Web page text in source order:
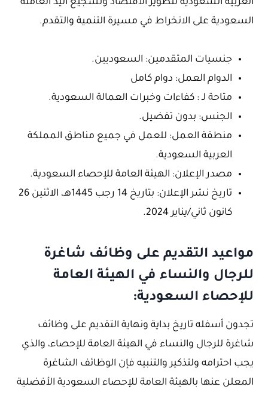
العربية السعودية لتطوير الاقتصاد وتشجيع اليد العاملة
السعودية على الانخراط في مسيرة التنمية والتقدم.
جنسيات المتقدمين: السعوديين.
الدوام العمل: دوام كامل
متاحة لـ : كفاءات وخبرات العمالة السعودية.
الجنس: بدون تفضيل.
منطقة العمل: للعمل في جميع مناطق المملكة
العربية السعودية.
مصدر الإعلان: الهيئة العامة للإحصاء السعودية.
تاريخ نشر الإعلان: بتاريخ 14 رجب 1445هـ، الاثنين 26
كانون ثاني/يناير 2024.
مواعيد التقديم على وظائف شاغرة
للرجال والنساء في الهيئة العامة
للإحصاء السعودية:
تجدون أسفله تاريخ بداية ونهاية التقديم على وظائف
شاغرة للرجال والنساء في الهيئة العامة للإحصاء، والذي
يجب احترامه ولتذكير والتنبيه فإن الوظائف الشاغرة
المعلن عنها بالهيئة العامة للإحصاء السعودية الأفضلية